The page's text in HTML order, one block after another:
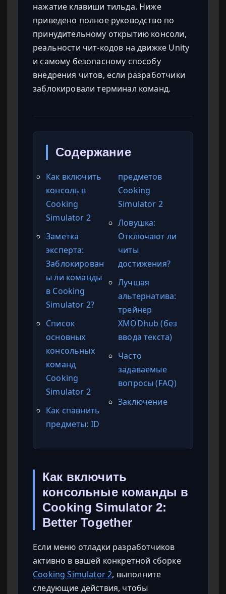
нажатие клавиши тильда. Ниже
приведено полное руководство по
принудительному открытию консоли,
реальности чит-кодов на движке Unity
и самому безопасному способу
внедрения читов, если разработчики
заблокировали терминал команд.
Содержание
Как включить
консоль в
Cooking
Simulator 2
Заметка
эксперта:
Заблокирован
ы ли команды
в Cooking
Simulator 2?
Список
основных
консольных
команд
Cooking
Simulator 2
Как спавнить
предметы: ID
предметов
Cooking
Simulator 2
Ловушка:
Отключают ли
читы
достижения?
Лучшая
альтернатива:
трейнер
XMODhub (без
ввода текста)
Часто
задаваемые
вопросы (FAQ)
Заключение
Как включить
консольные команды в
Cooking Simulator 2:
Better Together
Если меню отладки разработчиков
активно в вашей конкретной сборке
Cooking Simulator 2, выполните
следующие действия, чтобы